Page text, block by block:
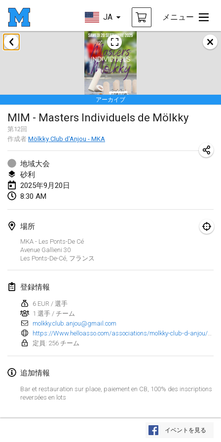
JA メニュー
リストを表示
アーカイブ
MIM - Masters Individuels de Mölkky
第12回
作成者 Mölkky Club d'Anjou - MKA
地域大会
砂利
2025年9月20日
8:30 AM
場所
MKA - Les Ponts-De Cé
Avenue Gallieni 30
Les Ponts-De-Cé, フランス
登録情報
6 EUR / 選手
1 選手 / チーム
molkky.club.anjou@gmail.com
定員: 256 チーム
追加情報
Bar et restauration sur place, paiement en CB, 100% des inscriptions
reversées en lots
イベントを見る
2025年1月
Tournoi Mixte ASPTTOM
フランス
Indoor Polish Open 2025 - Singles
2025年1月18日 | ポーランド
Tournoi de St Max
2025年1月19日|フランス
Indoor Polish Open 2025 - Doubles
2025年1月19日
Tournoi de Mölkky - Lesfous Dubâtonvaigeois
2025年1月25日
2025年2月
US Mölkky Winter
2025年2月7日
Open des vendanges tardives
2025年2月8日
Indoor de la CASAS
SM HalliMölkky - Finnish Championship
2025年2月15日|フィンランド